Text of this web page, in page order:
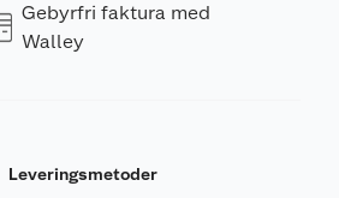
Gebyrfri faktura med
Walley
Leveringsmetoder